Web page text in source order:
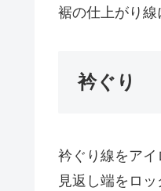
裾の仕上がり
衿ぐり
衿ぐり線をア
見返し端をロ